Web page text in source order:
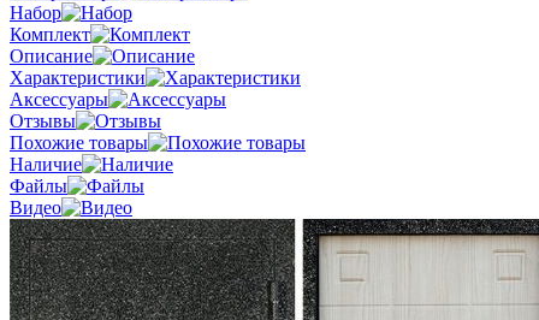
Набор
Комплект
Описание
Характеристики
Аксессуары
Отзывы
Похожие товары
Наличие
Файлы
Видео